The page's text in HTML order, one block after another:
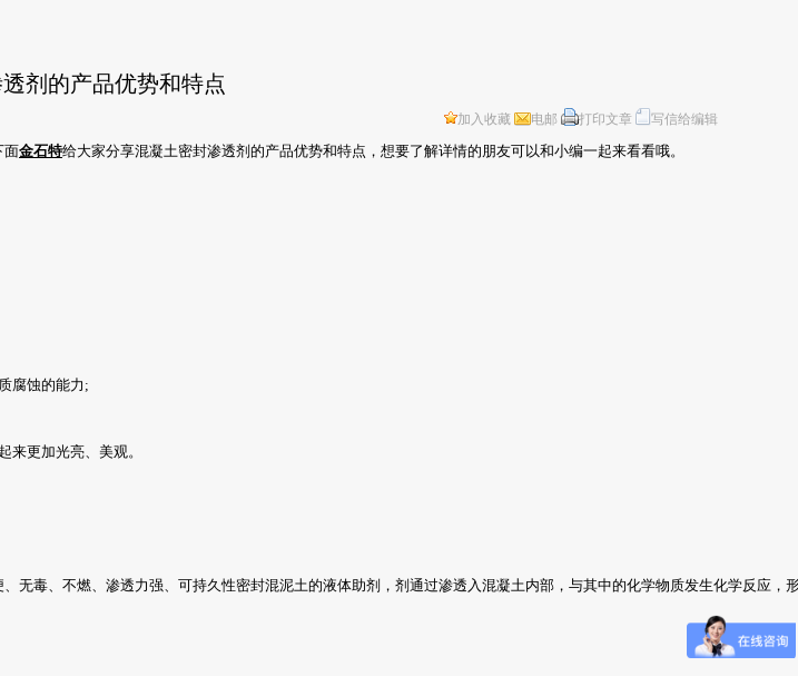
剂的产品优势和特点
加入收藏 电邮 打印文章 写信给编辑
面金石特给大家分享混凝土密封渗透剂的产品优势和特点，想要了解详情的朋友可以和小编一起来看看哦。
腐蚀的能力;
更加光亮、美观。
无毒、不燃、渗透力强、可持久性密封混泥土的液体助剂，剂通过渗透入混凝土内部，与其中的化学物质发生化学反应